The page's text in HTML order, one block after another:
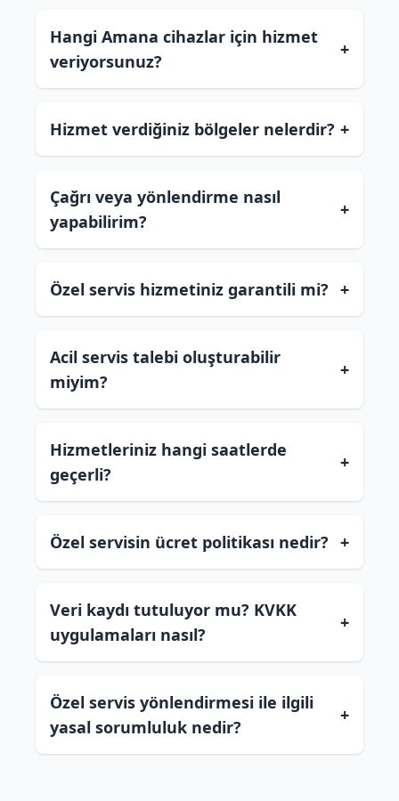
Hangi Amana cihazlar için hizmet
veriyorsunuz?
+
Hizmet verdiğiniz bölgeler nelerdir? +
Çağrı veya yönlendirme nasıl
yapabilirim?
+
Özel servis hizmetiniz garantili mi? +
Acil servis talebi oluşturabilir
miyim?
+
Hizmetleriniz hangi saatlerde
geçerli?
+
Özel servisin ücret politikası nedir? +
Veri kaydı tutuluyor mu? KVKK
uygulamaları nasıl?
+
Özel servis yönlendirmesi ile ilgili
yasal sorumluluk nedir?
+